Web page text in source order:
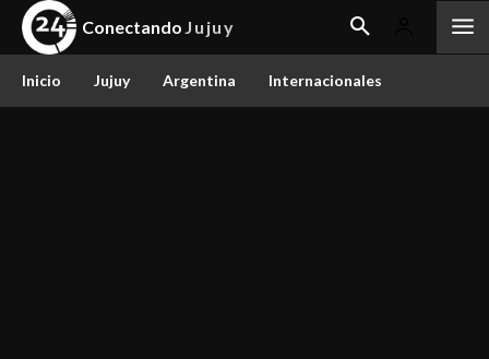
Conectando Jujuy
Inicio Jujuy Argentina Internacionales